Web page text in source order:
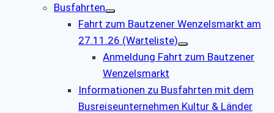
Busfahrten
Fahrt zum Bautzener Wenzelsmarkt am
27.11.26 (Warteliste)
Anmeldung Fahrt zum Bautzener
Wenzelsmarkt
Informationen zu Busfahrten mit dem
Busreiseunternehmen Kultur & Länder